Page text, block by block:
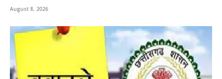
August 8, 2026